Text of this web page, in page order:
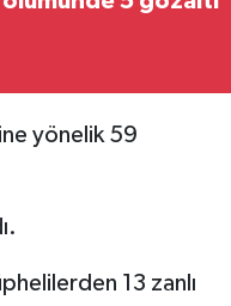
yönelik 59
13 zanlı